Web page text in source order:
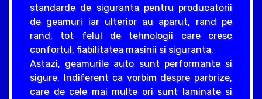
standarde de siguranta pentru producatorii
de geamuri iar ulterior au aparut, rand pe
rand, tot felul de tehnologii care cresc
confortul, fiabilitatea masinii si siguranta.
Astazi, geamurile auto sunt performante si
sigure. Indiferent ca vorbim despre parbrize,
care de cele mai multe ori sunt laminate si